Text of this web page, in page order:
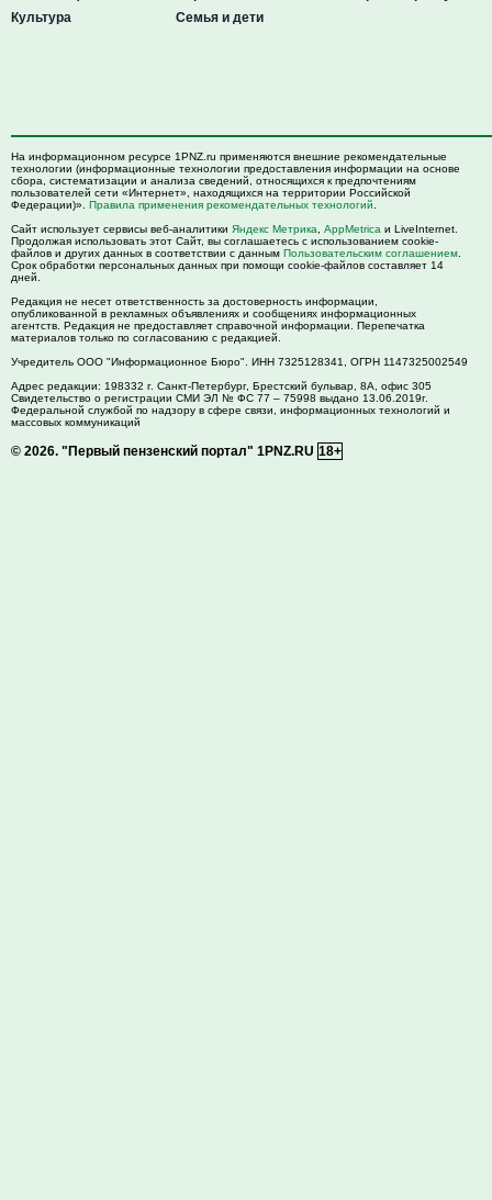
Культура
Семья и дети
На информационном ресурсе 1PNZ.ru применяются внешние рекомендательные
технологии (информационные технологии предоставления информации на основе
сбора, систематизации и анализа сведений, относящихся к предпочтениям
пользователей сети «Интернет», находящихся на территории Российской
Федерации)». Правила применения рекомендательных технологий
Сайт использует сервисы веб-аналитики Яндекс Метрика AppMetrica и LiveInternet.
Продолжая использовать этот Сайт, вы соглашаетесь с использованием cookie-
файлов и других данных в соответствии с данным Пользовательским соглашением
Срок обработки персональных данных при помощи cookie-файлов составляет 14
дней.
Редакция не несет ответственность за достоверность информации,
опубликованной в рекламных объявлениях и сообщениях информационных
агентств. Редакция не предоставляет справочной информации. Перепечатка
материалов только по согласованию с редакцией.
Учредитель ООО "Информационное Бюро". ИНН 7325128341, ОГРН 1147325002549
Адрес редакции: 198332 г. Санкт-Петербург, Брестский бульвар, 8А, офис 305
Свидетельство о регистрации СМИ ЭЛ № ФС 77 – 75998 выдано 13.06.2019г.
Федеральной службой по надзору в сфере связи, информационных технологий и
массовых коммуникаций
© 2026. "Первый пензенский портал" 1PNZ.RU 18+